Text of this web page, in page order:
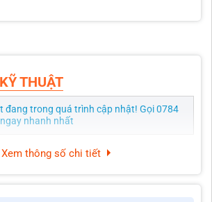
THUẬT
đang trong quá trình cập nhật! Gọi 0784
nhanh nhất
Xem thông số chi tiết